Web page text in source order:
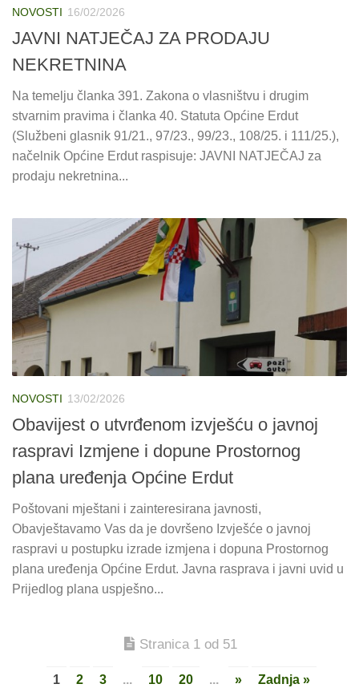
NOVOSTI 16/02/2026
JAVNI NATJEČAJ ZA PRODAJU
NEKRETNINA
Na temelju članka 391. Zakona o vlasništvu i drugim
stvarnim pravima i članka 40. Statuta Općine Erdut
(Službeni glasnik 91/21., 97/23., 99/23., 108/25. i 111/25.),
načelnik Općine Erdut raspisuje: JAVNI NATJEČAJ za
prodaju nekretnina...
NOVOSTI 13/02/2026
Obavijest o utvrđenom izvješću o javnoj
raspravi Izmjene i dopune Prostornog
plana uređenja Općine Erdut
Poštovani mještani i zainteresirana javnosti,
Obavještavamo Vas da je dovršeno Izvješće o javnoj
raspravi u postupku izrade izmjena i dopuna Prostornog
plana uređenja Općine Erdut. Javna rasprava i javni uvid u
Prijedlog plana uspješno...
Stranica 1 od 51
1 2 3 ... 10 20 ... » Zadnja »